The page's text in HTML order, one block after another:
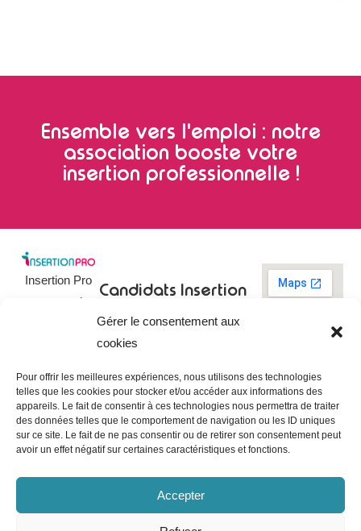
Gérer le consentement aux
cookies
Pour offrir les meilleures expériences, nous utilisons des technologies
telles que les cookies pour stocker et/ou accéder aux informations des
appareils. Le fait de consentir à ces technologies nous permettra de traiter
des données telles que le comportement de navigation ou les ID uniques
sur ce site. Le fait de ne pas consentir ou de retirer son consentement peut
avoir un effet négatif sur certaines caractéristiques et fonctions.
Accepter
Ensemble vers l'emploi : notre
association booste votre
insertion professionnelle !
Insertion Pro
est une action
pour
l’Insertion
Professionnelle ,
dédiée à
l’insertion et
Candidats
emploi
Tableau de
bord du
candidat
Entreprises
Poster une
entreprises
Insertion
09 73 03 78
Contact
CGU
Mentions
légales
confidentialité
Politique de